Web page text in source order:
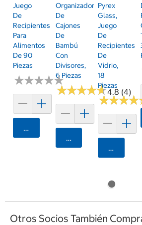
Juego
De
Recipientes
Para
Alimentos
De 90
Piezas
★★★★★
★★★★★
Agregar
Organizador
De
Cajones
De
Bambú
Con
Divisores,
6 Piezas
★★★★★
★★★★★4.8 (4)
Agregar
Pyrex
Glass,
Juego
De
Recipientes
De
Vidrio,
18
Piezas
★★★★
★★★★
Agregar
Otros Socios También